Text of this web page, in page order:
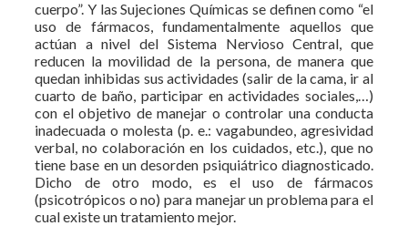
cuerpo”. Y las Sujeciones Químicas se definen como “el
uso de fármacos, fundamentalmente aquellos que
actúan a nivel del Sistema Nervioso Central, que
reducen la movilidad de la persona, de manera que
quedan inhibidas sus actividades (salir de la cama, ir al
cuarto de baño, participar en actividades sociales,…)
con el objetivo de manejar o controlar una conducta
inadecuada o molesta (p. e.: vagabundeo, agresividad
verbal, no colaboración en los cuidados, etc.), que no
tiene base en un desorden psiquiátrico diagnosticado.
Dicho de otro modo, es el uso de fármacos
(psicotrópicos o no) para manejar un problema para el
cual existe un tratamiento mejor.